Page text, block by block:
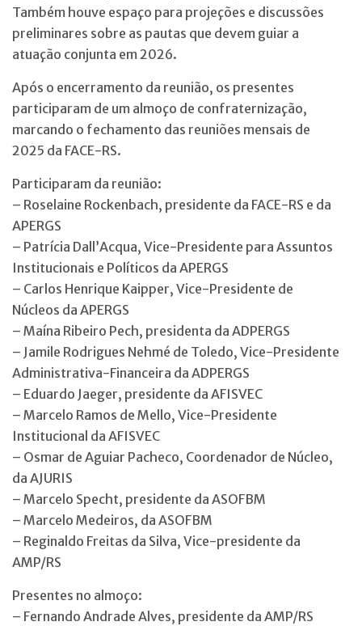
Também houve espaço para projeções e discussões
preliminares sobre as pautas que devem guiar a
atuação conjunta em 2026.
Após o encerramento da reunião, os presentes
participaram de um almoço de confraternização,
marcando o fechamento das reuniões mensais de
2025 da FACE-RS.
Participaram da reunião:
– Roselaine Rockenbach, presidente da FACE-RS e da
APERGS
– Patrícia Dall’Acqua, Vice-Presidente para Assuntos
Institucionais e Políticos da APERGS
– Carlos Henrique Kaipper, Vice-Presidente de
Núcleos da APERGS
– Maína Ribeiro Pech, presidenta da ADPERGS
– Jamile Rodrigues Nehmé de Toledo, Vice-Presidente
Administrativa-Financeira da ADPERGS
– Eduardo Jaeger, presidente da AFISVEC
– Marcelo Ramos de Mello, Vice-Presidente
Institucional da AFISVEC
– Osmar de Aguiar Pacheco, Coordenador de Núcleo,
da AJURIS
– Marcelo Specht, presidente da ASOFBM
– ⁠Marcelo Medeiros, da ASOFBM
– ⁠Reginaldo Freitas da Silva, Vice-presidente da
AMP/RS
Presentes no almoço:
– ⁠Fernando Andrade Alves, presidente da AMP/RS